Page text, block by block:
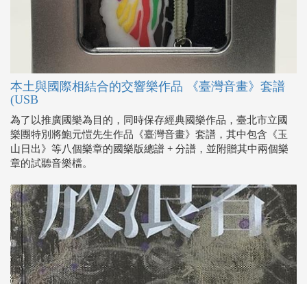
本土與國際相結合的交響樂作品 《臺灣音畫》套譜
(USB
為了以推廣國樂為目的，同時保存經典國樂作品，臺北市立國
樂團特別將鮑元愷先生作品《臺灣音畫》套譜，其中包含《玉
山日出》等八個樂章的國樂版總譜 + 分譜，並附贈其中兩個樂
章的試聽音樂檔。